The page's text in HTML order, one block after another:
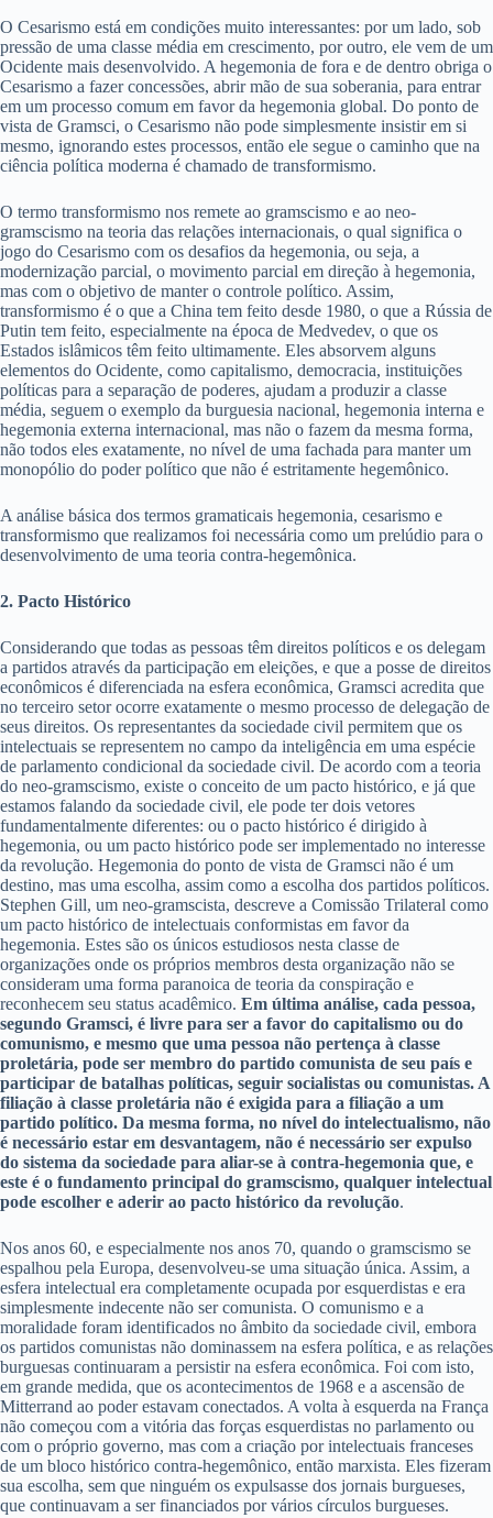
O Cesarismo está em condições muito interessantes: por um lado, sob
pressão de uma classe média em crescimento, por outro, ele vem de um
Ocidente mais desenvolvido. A hegemonia de fora e de dentro obriga o
Cesarismo a fazer concessões, abrir mão de sua soberania, para entrar
em um processo comum em favor da hegemonia global. Do ponto de
vista de Gramsci, o Cesarismo não pode simplesmente insistir em si
mesmo, ignorando estes processos, então ele segue o caminho que na
ciência política moderna é chamado de transformismo.
O termo transformismo nos remete ao gramscismo e ao neo-
gramscismo na teoria das relações internacionais, o qual significa o
jogo do Cesarismo com os desafios da hegemonia, ou seja, a
modernização parcial, o movimento parcial em direção à hegemonia,
mas com o objetivo de manter o controle político. Assim,
transformismo é o que a China tem feito desde 1980, o que a Rússia de
Putin tem feito, especialmente na época de Medvedev, o que os
Estados islâmicos têm feito ultimamente. Eles absorvem alguns
elementos do Ocidente, como capitalismo, democracia, instituições
políticas para a separação de poderes, ajudam a produzir a classe
média, seguem o exemplo da burguesia nacional, hegemonia interna e
hegemonia externa internacional, mas não o fazem da mesma forma,
não todos eles exatamente, no nível de uma fachada para manter um
monopólio do poder político que não é estritamente hegemônico.
A análise básica dos termos gramaticais hegemonia, cesarismo e
transformismo que realizamos foi necessária como um prelúdio para o
desenvolvimento de uma teoria contra-hegemônica.
2. Pacto Histórico
Considerando que todas as pessoas têm direitos políticos e os delegam
a partidos através da participação em eleições, e que a posse de direitos
econômicos é diferenciada na esfera econômica, Gramsci acredita que
no terceiro setor ocorre exatamente o mesmo processo de delegação de
seus direitos. Os representantes da sociedade civil permitem que os
intelectuais se representem no campo da inteligência em uma espécie
de parlamento condicional da sociedade civil. De acordo com a teoria
do neo-gramscismo, existe o conceito de um pacto histórico, e já que
estamos falando da sociedade civil, ele pode ter dois vetores
fundamentalmente diferentes: ou o pacto histórico é dirigido à
hegemonia, ou um pacto histórico pode ser implementado no interesse
da revolução. Hegemonia do ponto de vista de Gramsci não é um
destino, mas uma escolha, assim como a escolha dos partidos políticos.
Stephen Gill, um neo-gramscista, descreve a Comissão Trilateral como
um pacto histórico de intelectuais conformistas em favor da
hegemonia. Estes são os únicos estudiosos nesta classe de
organizações onde os próprios membros desta organização não se
consideram uma forma paranoica de teoria da conspiração e
reconhecem seu status acadêmico. Em última análise, cada pessoa,
segundo Gramsci, é livre para ser a favor do capitalismo ou do
comunismo, e mesmo que uma pessoa não pertença à classe
proletária, pode ser membro do partido comunista de seu país e
participar de batalhas políticas, seguir socialistas ou comunistas. A
filiação à classe proletária não é exigida para a filiação a um
partido político. Da mesma forma, no nível do intelectualismo, não
é necessário estar em desvantagem, não é necessário ser expulso
do sistema da sociedade para aliar-se à contra-hegemonia que, e
este é o fundamento principal do gramscismo, qualquer intelectual
pode escolher e aderir ao pacto histórico da revolução.
Nos anos 60, e especialmente nos anos 70, quando o gramscismo se
espalhou pela Europa, desenvolveu-se uma situação única. Assim, a
esfera intelectual era completamente ocupada por esquerdistas e era
simplesmente indecente não ser comunista. O comunismo e a
moralidade foram identificados no âmbito da sociedade civil, embora
os partidos comunistas não dominassem na esfera política, e as relações
burguesas continuaram a persistir na esfera econômica. Foi com isto,
em grande medida, que os acontecimentos de 1968 e a ascensão de
Mitterrand ao poder estavam conectados. A volta à esquerda na França
não começou com a vitória das forças esquerdistas no parlamento ou
com o próprio governo, mas com a criação por intelectuais franceses
de um bloco histórico contra-hegemônico, então marxista. Eles fizeram
sua escolha, sem que ninguém os expulsasse dos jornais burgueses,
que continuavam a ser financiados por vários círculos burgueses.